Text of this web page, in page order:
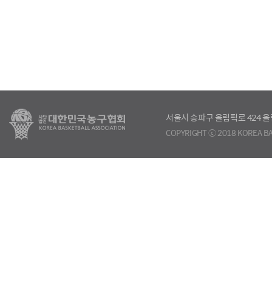
서울시 송파구 올림픽로 424
COPYRIGHT ⓒ 2018 KOREA